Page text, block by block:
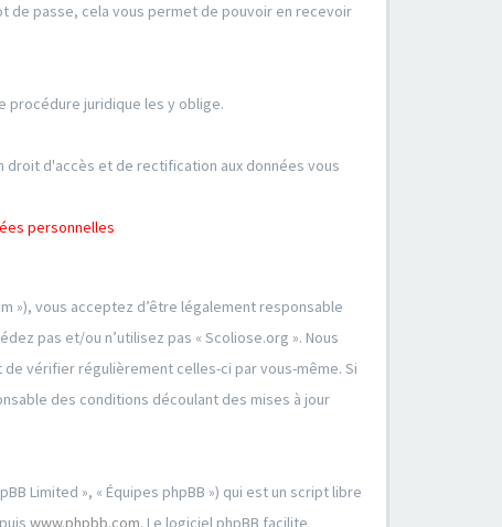
de passe, cela vous permet de pouvoir en recevoir
procédure juridique les y oblige.
droit d'accès et de rectification aux données vous
personnelles
»), vous acceptez d’être légalement responsable
pas et/ou n’utilisez pas « Scoliose.org ». Nous
vérifier régulièrement celles-ci par vous-même. Si
des conditions découlant des mises à jour
Limited », « Équipes phpBB ») qui est un script libre
www.phpbb.com. Le logiciel phpBB facilite